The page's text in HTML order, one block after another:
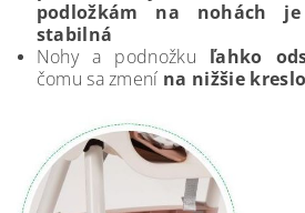
podložkám na nohách
stabilná
Nohy a podnožku ľahko
čomu sa zmení na nižšie kreslo